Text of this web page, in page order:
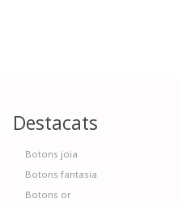
Destacats
Botons joia
Botons fantasia
Botons or